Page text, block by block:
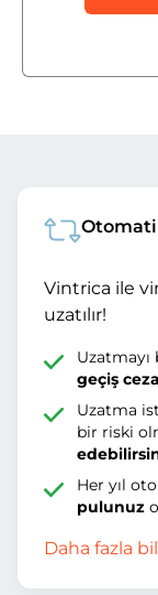
Vintrica ile
uzatılır!
geçiş
Uzatma
bir riski
Her yıl
pulunuz
Daha fazla